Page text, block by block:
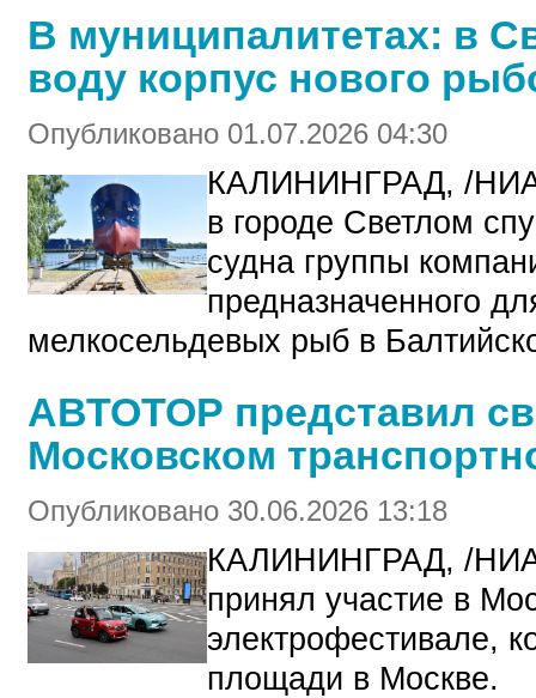
В муниципалитетах: в
воду корпус нового
Опубликовано 01.07.2026 04:30
КАЛИНИНГРАД, /
в городе Светлом
судна группы
предназначенного
мелкосельдевых рыб в
АВТОТОР представил
Московском
Опубликовано 30.06.2026 13:18
КАЛИНИНГРАД, /
принял участие в
электрофестивале,
площади в Москве.